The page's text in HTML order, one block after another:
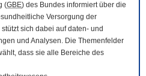
(GBE) des Bundes informiert über die
Versorgung der
sich dabei auf daten- und
und Analysen. Die Themenfelder
dass sie alle Bereiche des